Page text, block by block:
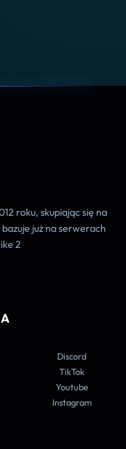
roku, skupiając się na
już na serwerach
2
Discord
TikTok
Youtube
Instagram